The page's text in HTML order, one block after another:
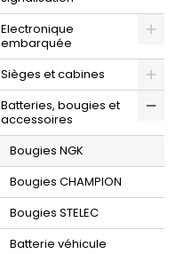
Electronique
embarquée
Sièges et cabines
Batteries, bougies et
accessoires
Bougies NGK
Bougies CHAMPION
Bougies STELEC
Batterie véhicule